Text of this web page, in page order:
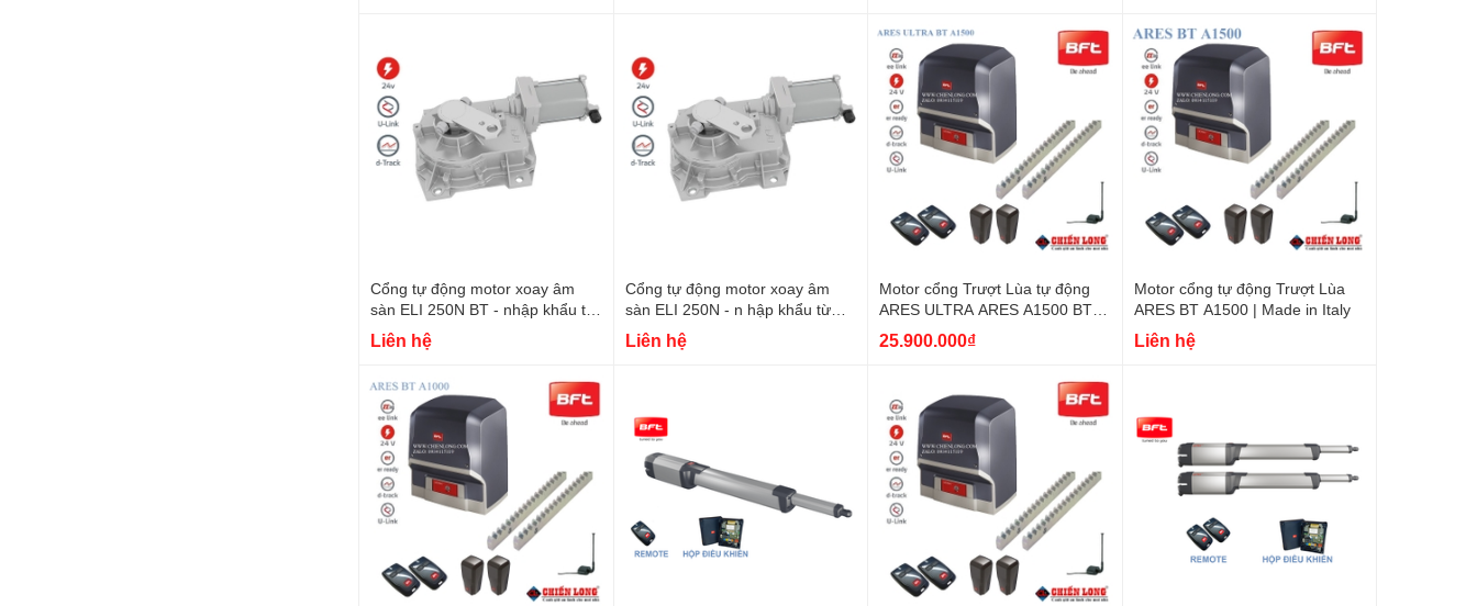
Cổng tự động motor xoay âm
sàn ELI 250N BT - nhập khẩu từ
ITALY
Liên hệ
Cổng tự động motor xoay âm
sàn ELI 250N - n hập khẩu từ
ITALY
Liên hệ
Motor cổng Trượt Lùa tự động
ARES ULTRA ARES A1500 BT |
Made in Italy
25.900.000₫
Motor cổng tự động Trượt Lùa
ARES BT A1500 | Made in Italy
Liên hệ